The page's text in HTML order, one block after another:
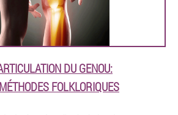
DU GENOU:
FOLKLORIQUES